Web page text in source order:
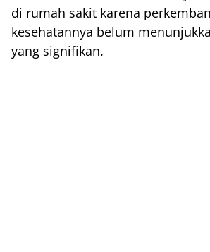
di rumah sakit karena
kesehatannya belum
yang signifikan.